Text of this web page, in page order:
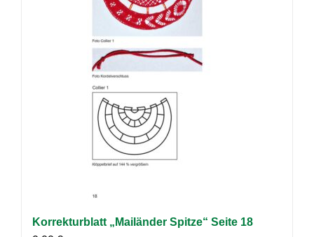
Korrekturblatt „Mailänder Spitze“ Seite 18